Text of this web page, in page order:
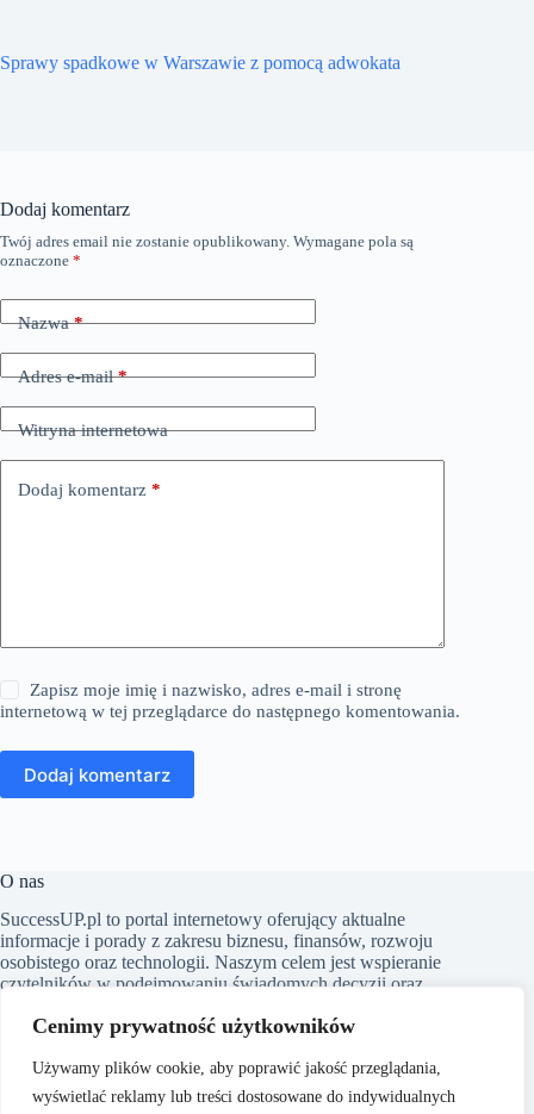
Cenimy prywatność użytkowników
Używamy plików cookie, aby poprawić jakość przeglądania,
wyświetlać reklamy lub treści dostosowane do indywidualnych
Sprawy spadkowe w Warszawie z pomocą adwokata
Dodaj komentarz
Twój adres email nie zostanie opublikowany. Wymagane pola są
oznaczone *
Nazwa*
Adres e-mail*
Witryna internetowa
Dodaj komentarz *
Zapisz moje imię i nazwisko, adres e-mail i stronę
internetową w tej przeglądarce do następnego komentowania.
Dodaj komentarz
O nas
SuccessUP.pl to portal internetowy oferujący aktualne
informacje i porady z zakresu biznesu, finansów, rozwoju
osobistego oraz technologii. Naszym celem jest wspieranie
czytelników w podejmowaniu świadomych decyzji oraz
artykuły były zrozumiałe i dostępne dla każdego, niezależnie